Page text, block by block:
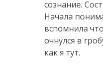
сознание.
Начала
вспомнила
очнулся в
как я тут.